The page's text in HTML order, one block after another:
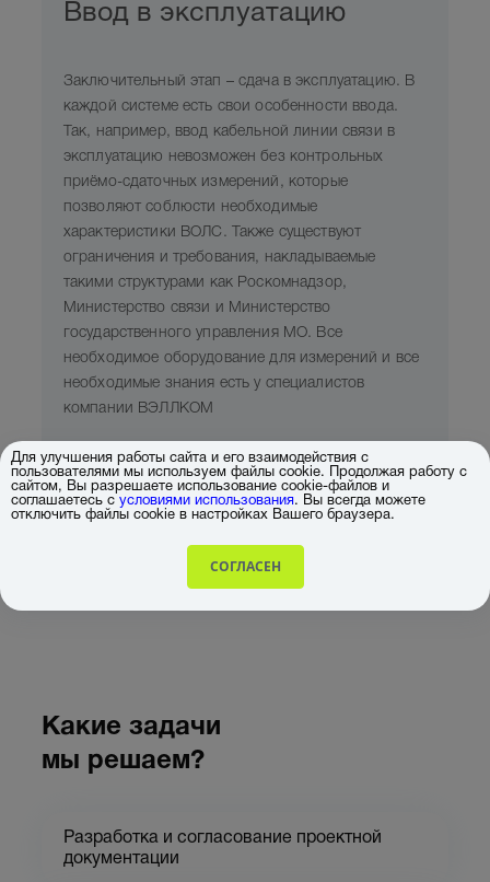
Ввод в эксплуатацию
Заключительный этап – сдача в эксплуатацию. В
каждой системе есть свои особенности ввода.
Так, например, ввод кабельной линии связи в
эксплуатацию невозможен без контрольных
приёмо-сдаточных измерений, которые
позволяют соблюсти необходимые
характеристики ВОЛС. Также существуют
ограничения и требования, накладываемые
такими структурами как Роскомнадзор,
Министерство связи и Министерство
государственного управления МО. Все
необходимое оборудование для измерений и все
необходимые знания есть у специалистов
компании ВЭЛЛКОМ
Приказ Министерства цифрового развития, связи
и массовых коммуникаций РФ от 18 февраля
2022 г. № 132 “Об утверждении Требований к
порядку ввода сетей связи в эксплуатацию” 1
Какие задачи
мы решаем?
Разработка и согласование проектной
документации
Для улучшения работы сайта и его взаимодействия с
пользователями мы используем файлы cookie. Продолжая работу с
сайтом, Вы разрешаете использование cookie-файлов и
соглашаетесь с условиями использования. Вы всегда можете
отключить файлы cookie в настройках Вашего браузера.
СОГЛАСЕН